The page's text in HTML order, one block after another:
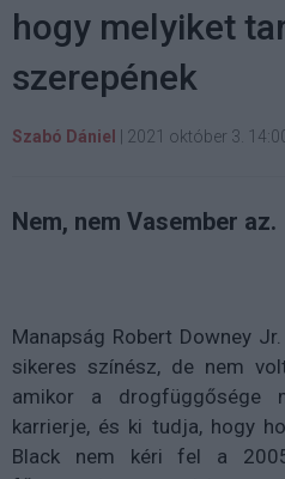
hogy melyiket
szerepének
Szabó Dániel 2021 október 3.
Nem, nem Vasember az.
Manapság Robert Downey
sikeres színész, de nem
amikor a drogfüggősége
karrierje, és ki tudja, hogy
Black nem kéri fel a